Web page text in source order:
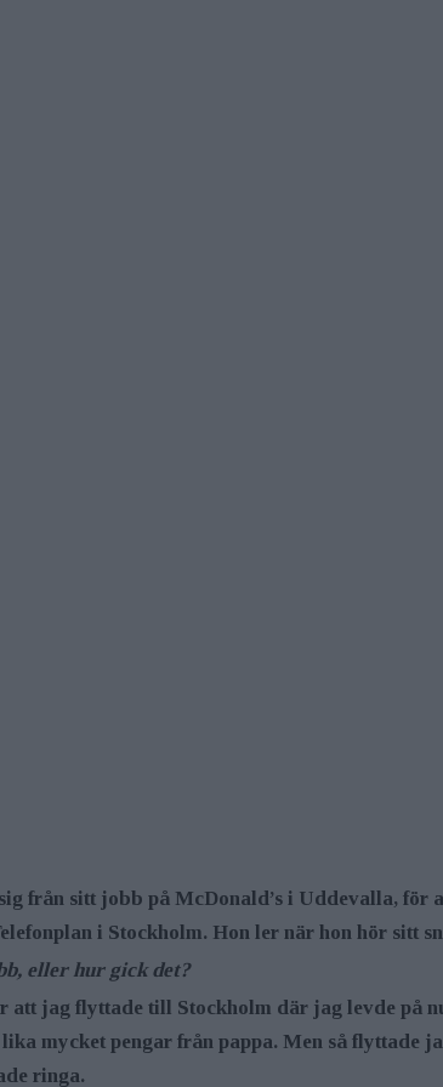
från sitt jobb på McDonald’s i Uddevalla,
i Stockholm. Hon ler när hon hör sitt
eller hur gick det?
att jag flyttade till Stockholm där jag levde på
mycket pengar från pappa. Men så flyttade
ringa.